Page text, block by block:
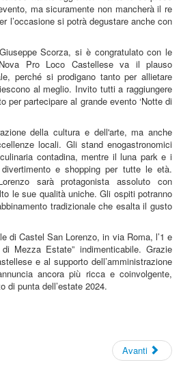
ma sicuramente non mancherà il re
l’occasione si potrà degustare anche con
Scorza, si è congratulato con le
Pro Loco Castellese va il plauso
perché si prodigano tanto per allietare
al meglio. Invito tutti a raggiungere
per partecipare al grande evento ‘Notte di
della cultura e dell'arte, ma anche
locali. Gli stand enogastronomici
contadina, mentre il luna park e i
divertimento e shopping per tutte le età.
sarà protagonista assoluto con
le sue qualità uniche. Gli ospiti potranno
tradizionale che esalta il gusto
di Castel San Lorenzo, in via Roma, l’1 e
Mezza Estate” indimenticabile. Grazie
e al supporto dell’amministrazione
ancora più ricca e coinvolgente,
di punta dell’estate 2024.
Avanti